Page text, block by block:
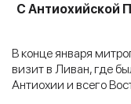
С Антиохийской
В конце января
визит в Ливан, где
Антиохии и всего